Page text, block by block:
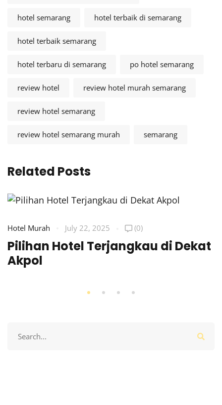
hotel semarang hotel terbaik di semarang
hotel terbaik semarang
hotel terbaru di semarang po hotel semarang
review hotel review hotel murah semarang
review hotel semarang
review hotel semarang murah semarang
Related Posts
Hotel Murah July 22, 2025 (0)
Pilihan Hotel Terjangkau di Dekat
Akpol
for: